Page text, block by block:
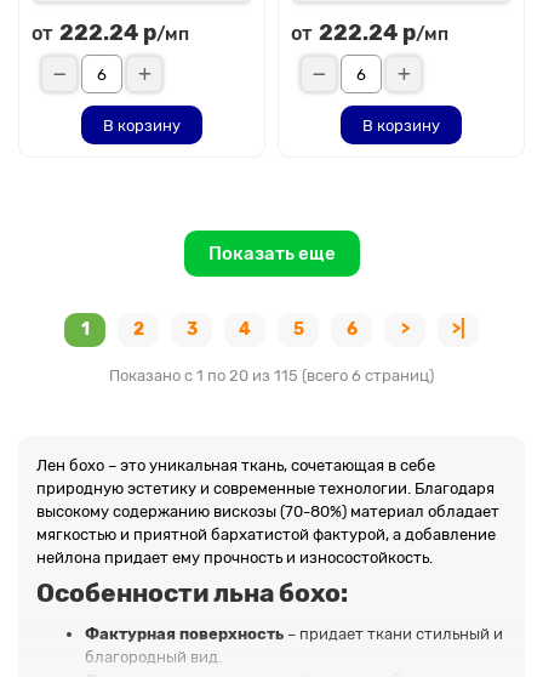
от 222.24 р/мп
В корзину
от 222.24 р/мп
В корзину
Показать еще
1 2 3 4 5 6 > >|
Показано с 1 по 20 из 115 (всего 6 страниц)
Лен бохо – это уникальная ткань, сочетающая в себе
природную эстетику и современные технологии. Благодаря
высокому содержанию вискозы (70-80%) материал обладает
мягкостью и приятной бархатистой фактурой, а добавление
нейлона придает ему прочность и износостойкость.
Особенности льна бохо:
Фактурная поверхность – придает ткани стильный и
благородный вид.